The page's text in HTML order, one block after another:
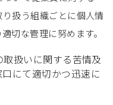
扱う組織ごとに個人情
切な管理に努めます。
扱いに関する苦情及
にて適切かつ迅速に